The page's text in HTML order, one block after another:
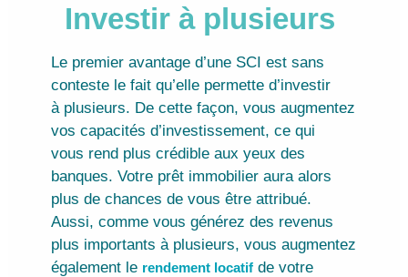
Investir à plusieurs
Le premier avantage d’une SCI est sans
conteste le fait qu’elle permette d’investir
à plusieurs. De cette façon, vous augmentez
vos capacités d’investissement, ce qui
vous rend plus crédible aux yeux des
banques. Votre prêt immobilier aura alors
plus de chances de vous être attribué.
Aussi, comme vous générez des revenus
plus importants à plusieurs, vous augmentez
également le rendement locatif de votre